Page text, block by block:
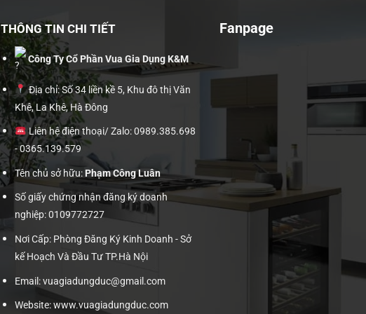
THÔNG TIN CHI TIẾT
Công Ty Cổ Phần Vua Gia Dụng K&M
Địa chỉ: Số 34 liền kề 5, Khu đô thị Văn
Khê, La Khê, Hà Đông
Liên hệ điện thoại/ Zalo: 0989.385.698
- 0365.139.579
Tên chủ sở hữu: Phạm Công Luân
Số giấy chứng nhận đăng ký doanh
nghiệp: 0109772727
Nơi Cấp: Phòng Đăng Ký Kinh Doanh - Sở
kế Hoạch Và Đầu Tư TP.Hà Nội
Email: vuagiadungduc@gmail.com
Website:www.vuagiadungduc.com
Fanpage